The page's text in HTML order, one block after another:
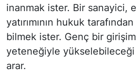
inanmak ister. Bir sanayici,
yatırımının hukuk
bilmek ister. Genç bir
yeteneğiyle
arar.